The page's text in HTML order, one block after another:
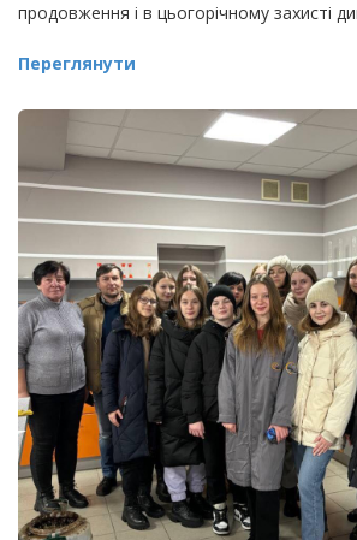
продовження і в цьогорічному захисті
Переглянути